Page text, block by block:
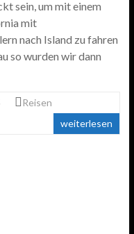
sein, um mit einem
mit
nach Island zu fahren
so wurden wir dann
Reisen
weiterlesen